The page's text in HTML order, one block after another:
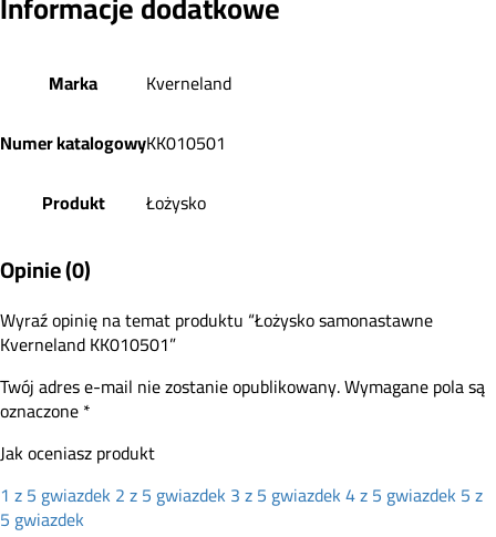
Marka
Kverneland
Numer katalogowyKK010501
Produkt
Łożysko
Opinie (0)
Wyraź opinię na temat produktu “Łożysko samonastawne
Kverneland KK010501”
Twój adres e-mail nie zostanie opublikowany.Wymagane pola są
oznaczone*
Jak oceniasz produkt
1 z 5 gwiazdek2 z 5 gwiazdek3 z 5 gwiazdek4 z 5 gwiazdek5 z
5 gwiazdek